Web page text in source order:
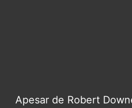
Apesar de Robert